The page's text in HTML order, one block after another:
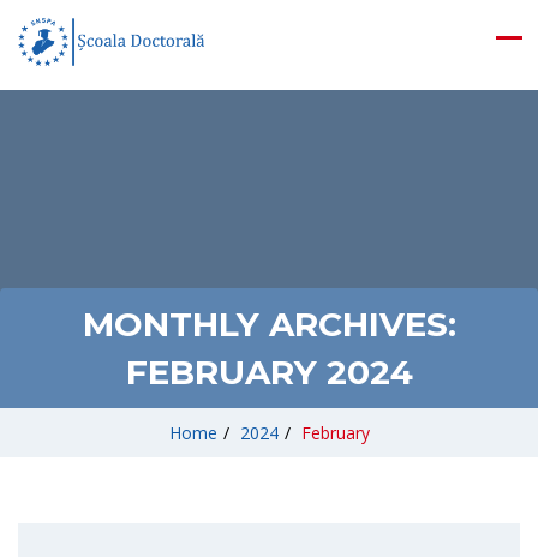
MONTHLY ARCHIVES:
FEBRUARY 2024
Home / 2024 / February